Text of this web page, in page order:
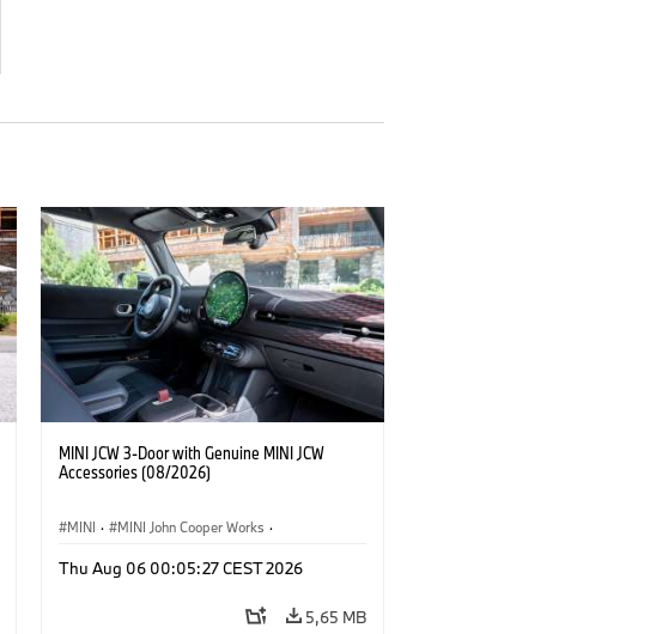
MINI JCW 3-Door with Genuine MINI JCW
Accessories (08/2026)
MINI · MINI John Cooper Works ·
Doplňky na přání, příslušenství
Thu Aug 06 00:05:27 CEST 2026
5,65 MB